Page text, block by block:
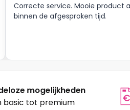
Correcte service. Mooie product
binnen de afgesproken tijd.
mogelijkheden
basic tot premium